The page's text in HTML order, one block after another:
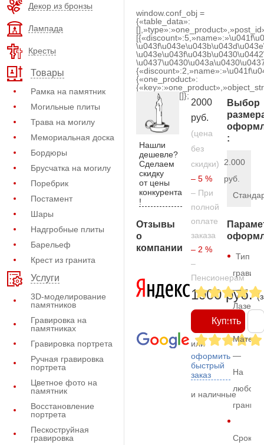
Декор из бронзы
Лампада
Кресты
Товары
Рамка на памятник
Могильные плиты
Трава на могилу
Мемориальная доска
Бордюры
Брусчатка на могилу
Поребрик
Постамент
Шары
Надгробные плиты
Барельеф
Крест из гранита
Услуги
3D-моделирование
памятников
Гравировка на
памятниках
Гравировка портрета
Ручная гравировка
портрета
Цветное фото на
памятник
Восстановление
портрета
Пескоструйная
гравировка
window.conf_obj =
{«table_data»:
{«one_product»:
[]};
Нашли
дешевле?
Сделаем
скидку
от цены
конкурента
!
Отзывы
о
компании
2000
руб.
(цена
без
скидки)
– 5 %
– При
полной
оплате
заказа
– 2 %
–
Пенсионерам
1900 руб.
Купить
или
оформить
быстрый
заказ
и наличные
Выбор
:
2.000
руб.
Тип
—
—
На
любом
граните
Срок